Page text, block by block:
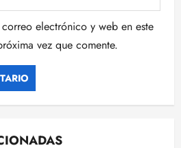
electrónico y web en este
vez que comente.